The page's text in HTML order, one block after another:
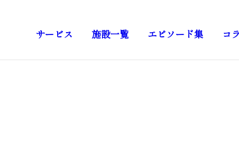
サービス 施設一覧 エピソード集 コ